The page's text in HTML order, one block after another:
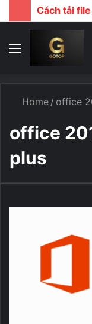
Home / office
office
plus